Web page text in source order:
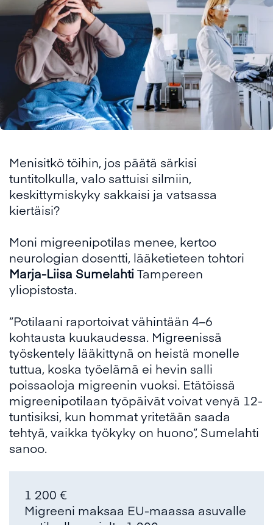
Menisitkö töihin, jos päätä särkisi
tuntitolkulla, valo sattuisi silmiin,
keskittymiskyky sakkaisi ja vatsassa
kiertäisi?
Moni migreenipotilas menee, kertoo
neurologian dosentti, lääketieteen tohtori
Marja-Liisa SumelahtiTampereen
yliopistosta.
”Potilaani raportoivat vähintään 4–6
kohtausta kuukaudessa. Migreenissä
työskentely lääkittynä on heistä monelle
tuttua, koska työelämä ei hevin salli
poissaoloja migreenin vuoksi. Etätöissä
migreenipotilaan työpäivät voivat venyä 12-
tuntisiksi, kun hommat yritetään saada
tehtyä, vaikka työkyky on huono”, Sumelahti
sanoo.
1 200 €
Migreeni maksaa EU-maassa asuvalle